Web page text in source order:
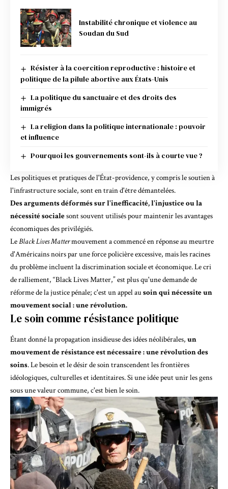
Instabilité chronique et violence au
Soudan du Sud
Résister à la coercition reproductive : histoire et
politique de la pilule abortive aux États-Unis
La politique du sanctuaire et des droits des
immigrés
La religion dans la politique internationale : pouvoir
et influence
Pourquoi les gouvernements sont-ils à courte vue ?
Les politiques et pratiques de l'État-providence, y compris le soutien à
l'infrastructure sociale, sont en train d'être démantelées.
Des arguments déformés sur l'inefficacité, l'injustice ou la
nécessité socialesont souvent utilisés pour maintenir les avantages
économiques des privilégiés.
LeBlack Lives Mattermouvement a commencé en réponse au meurtre
d'Américains noirs par une force policière excessive, mais les racines
du problème incluent la discrimination sociale et économique. Le cri
de ralliement, “Black Lives Matter,” est plus qu'une demande de
réforme de la justice pénale; c'est un appel ausoin qui nécessite un
mouvement social : une révolution.
Le soin comme résistance politique
Étant donné la propagation insidieuse des idées néolibérales, un
mouvement de résistance est nécessaire : une révolution des
soins. Le besoin et le désir de soin transcendent les frontières
idéologiques, culturelles et identitaires. Si une idée peut unir les gens
sous une valeur commune, c'est bien le soin.